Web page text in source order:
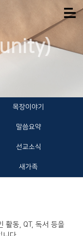
목장이야기
말씀요약
선교소식
새가족
활동, QT, 독서 등을